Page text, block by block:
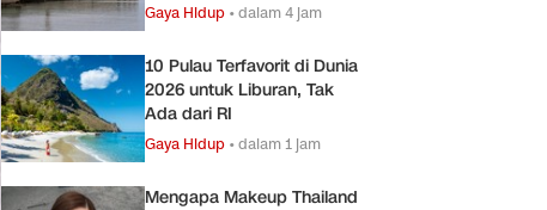
Gaya Hidup •dalam 4 jam
10 Pulau Terfavorit di Dunia
2026 untuk Liburan, Tak
Ada dari RI
Gaya Hidup •dalam 1 jam
Mengapa Makeup Thailand